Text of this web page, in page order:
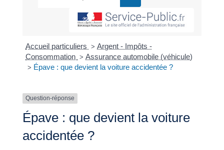
Accueil particuliers > Argent - Impôts -
Consommation > Assurance automobile (véhicule)
> Épave : que devient la voiture accidentée ?
Question-réponse
Épave : que devient la voiture
accidentée ?